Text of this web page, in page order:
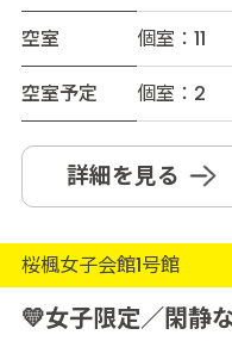
空室
個室：11
空室予定
個室：2
詳細を見る
桜楓女子会館1号館
💛女子限定／閑静